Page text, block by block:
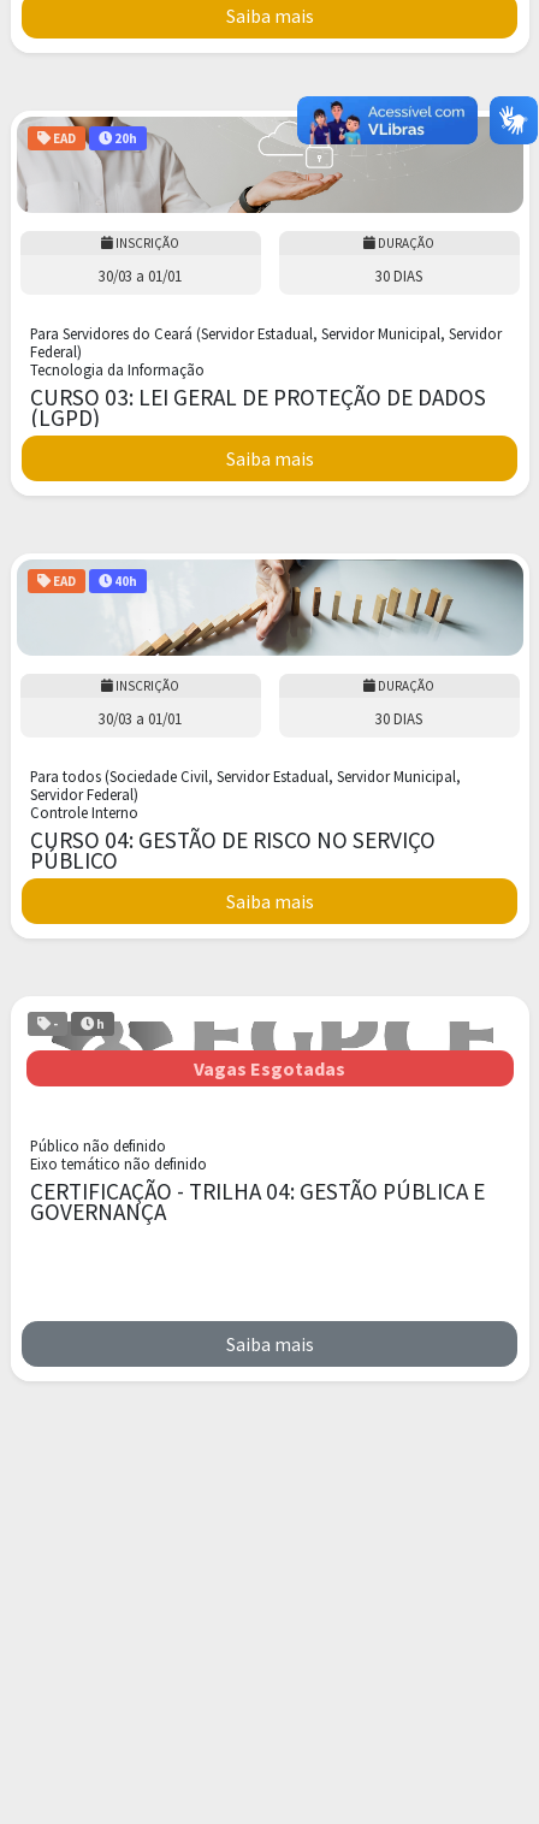
Saiba mais
EAD 20h
INSCRIÇÃO
30/03 a 01/01
DURAÇÃO
30 DIAS
Para Servidores do Ceará (Servidor Estadual, Servidor Municipal, Servidor
Federal)
Tecnologia da Informação
CURSO 03: LEI GERAL DE PROTEÇÃO DE DADOS
(LGPD)
Saiba mais
EAD 40h
INSCRIÇÃO
30/03 a 01/01
DURAÇÃO
30 DIAS
Para todos (Sociedade Civil, Servidor Estadual, Servidor Municipal,
Servidor Federal)
Controle Interno
CURSO 04: GESTÃO DE RISCO NO SERVIÇO
PÚBLICO
Saiba mais
- h
Vagas Esgotadas
Público não definido
Eixo temático não definido
CERTIFICAÇÃO - TRILHA 04: GESTÃO PÚBLICA E
GOVERNANÇA
Saiba mais